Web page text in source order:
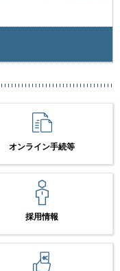
オンライン手続等
採用情報